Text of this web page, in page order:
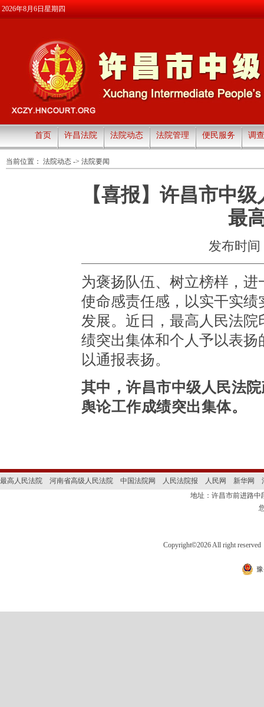
2026年8月6日星期四
首页 许昌法院 法院动态 法院管理 便民服务 调
当前位置： 法院动态 -> 法院要闻
【喜报】许昌市中
最
发布时间
为褒扬队伍、树立榜样，
使命感责任感，以实干实
发展。近日，最高人民法
绩突出集体和个人予以表扬
以通报表扬。
其中，许昌市中级人民法
舆论工作成绩突出集体。
最高人民法院 河南省高级人民法院 中国法院网 人民法院报 人民网 新华网
地址：许昌市前进路
Copyright©2026 All right